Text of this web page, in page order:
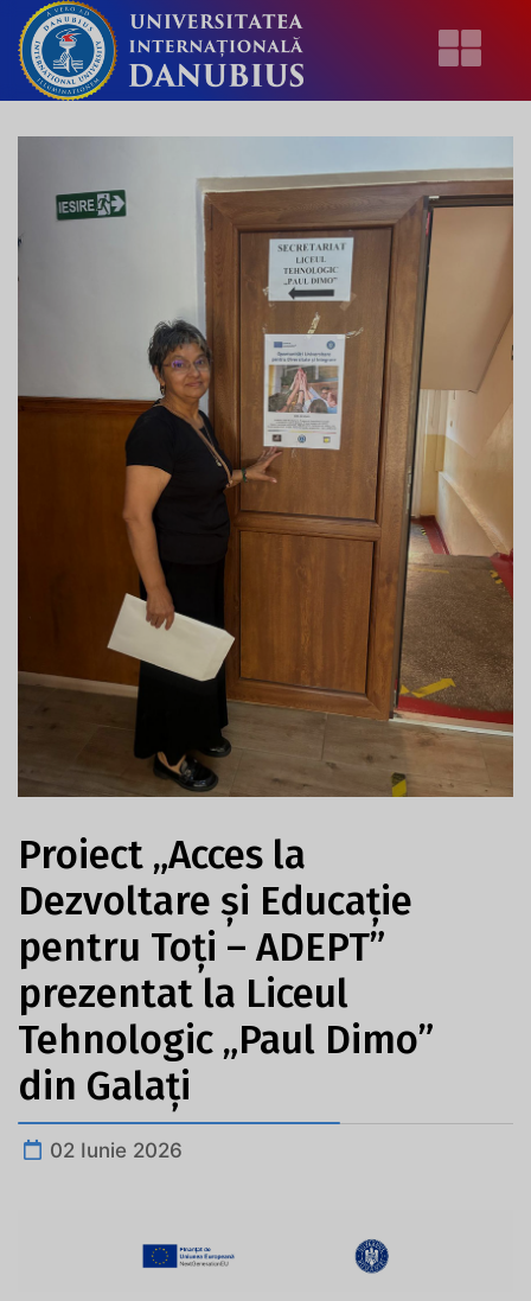
Proiect „Acces la
Dezvoltare și Educație
pentru Toți – ADEPT”
prezentat la Liceul
Tehnologic „Paul Dimo”
din Galați
02 Iunie 2026